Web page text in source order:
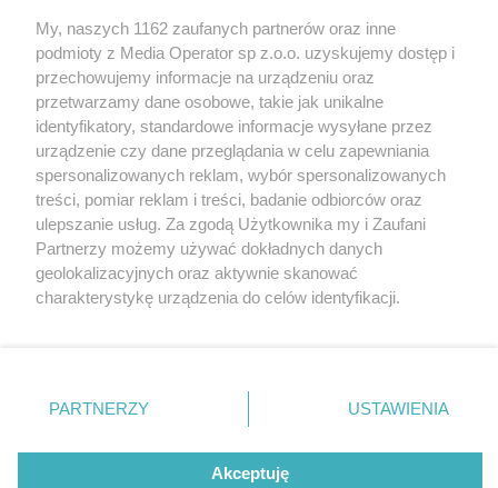
2 / 0
Wydawca mediów lokalnych
Nie zapomnij
zapoznać się z:
polityką prywatności regulamin korzystania z portali
Twojemiasto
Piekary Śląskie
Chorzów
Tarnowskie Góry
Gliwice
Skontakuj sięz nami
Kontakt
Wydawca
Redakcja
My, naszych 1162 zaufanych partnerów oraz inne
podmioty z Media Operator sp z.o.o. uzyskujemy dostęp i
przechowujemy informacje na urządzeniu oraz
przetwarzamy dane osobowe, takie jak unikalne
identyfikatory, standardowe informacje wysyłane przez
urządzenie czy dane przeglądania w celu zapewniania
spersonalizowanych reklam, wybór spersonalizowanych
treści, pomiar reklam i treści, badanie odbiorców oraz
ulepszanie usług. Za zgodą Użytkownika my i Zaufani
Partnerzy możemy używać dokładnych danych
geolokalizacyjnych oraz aktywnie skanować
charakterystykę urządzenia do celów identyfikacji.
zmienić/wycofać klikając przycisk ustawień prywatności
znajdujący się w lewym dolnym rogu strony
rodzaje przetwarzania danych nie wymagają zgody
użytkownika, ale masz prawo sprzeciwić się takiemu
PARTNERZY USTAWIENIA
Akceptuję